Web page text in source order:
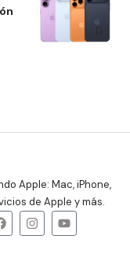
Apple: Mac, iPhone,
de Apple y más.